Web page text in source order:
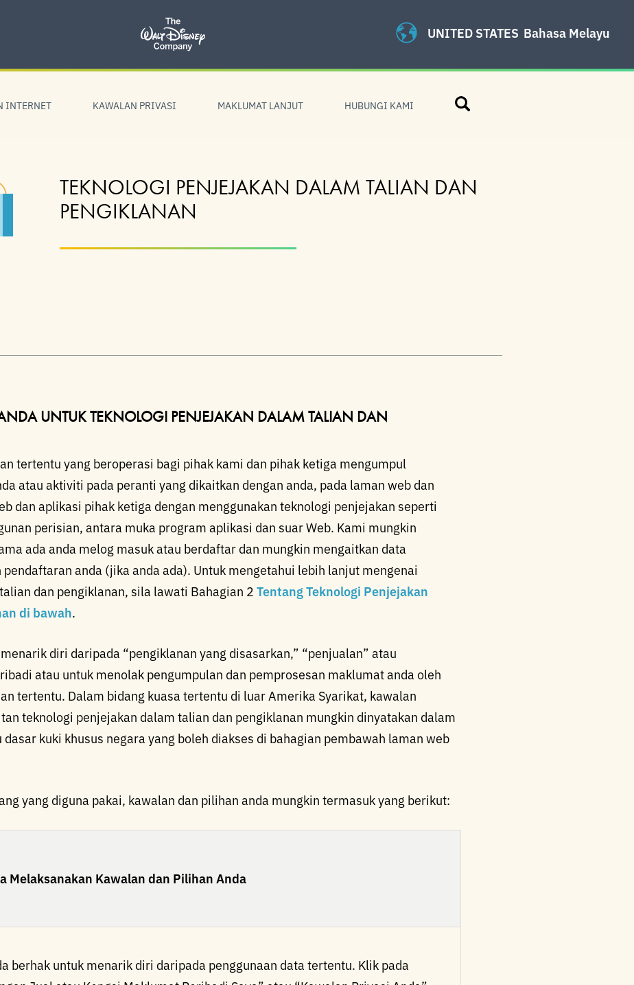
UNITED STATES Bahasa Melayu
INTERNET KAWALAN PRIVASI MAKLUMAT LANJUT HUBUNGI KAMI Gelintar
TEKNOLOGI PENJEJAKAN DALAM TALIAN DAN
PENGIKLANAN
UNTUK TEKNOLOGI PENJEJAKAN DALAM TALIAN DAN
tertentu yang beroperasi bagi pihak kami dan pihak ketiga mengumpul
atau aktiviti pada peranti yang dikaitkan dengan anda, pada laman web dan
dan aplikasi pihak ketiga dengan menggunakan teknologi penjejakan seperti
perisian, antara muka program aplikasi dan suar Web. Kami mungkin
ada anda melog masuk atau berdaftar dan mungkin mengaitkan data
anda (jika anda ada). Untuk mengetahui lebih lanjut mengenai
dan pengiklanan, sila lawati Bahagian 2Tentang Teknologi Penjejakan
di bawah.
diri daripada “pengiklanan yang disasarkan,” “penjualan” atau
atau untuk menolak pengumpulan dan pemprosesan maklumat anda oleh
tertentu. Dalam bidang kuasa tertentu di luar Amerika Syarikat, kawalan
teknologi penjejakan dalam talian dan pengiklanan mungkin dinyatakan dalam
kuki khusus negara yang boleh diakses di bahagian pembawah laman web
yang diguna pakai, kawalan dan pilihan anda mungkin termasuk yang berikut:
Melaksanakan Kawalan dan Pilihan Anda
berhak untuk menarik diri daripada penggunaan data tertentu. Klik pada